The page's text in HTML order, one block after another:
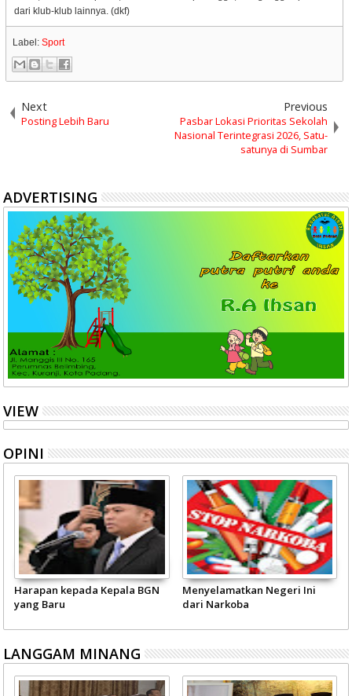
dari klub-klub lainnya. (dkf)
Label: Sport
Next
Posting Lebih Baru
Previous
Pasbar Lokasi Prioritas Sekolah
Nasional Terintegrasi 2026, Satu-
satunya di Sumbar
ADVERTISING
VIEW
OPINI
Harapan kepada Kepala BGN
yang Baru
Menyelamatkan Negeri Ini
dari Narkoba
LANGGAM MINANG